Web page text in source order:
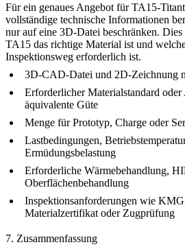
Für ein genaues Angebot für TA15-
vollständige technische Informationen
nur auf eine 3D-Datei beschränken.
TA15 das richtige Material ist und
Inspektionsweg erforderlich ist.
3D-CAD-Datei und 2D-Zeichnung
Erforderlicher Materialstandard
äquivalente Güte
Menge für Prototyp, Charge oder
Lastbedingungen,
Ermüdungsbelastung
Erforderliche Wärmebehandlung,
Oberflächenbehandlung
Inspektionsanforderungen wie
Materialzertifikat oder Zugprüfung
7. Zusammenfassung